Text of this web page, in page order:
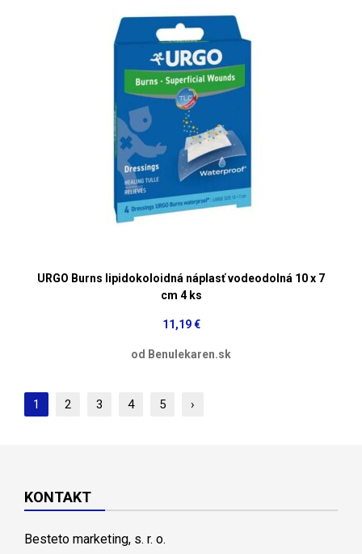
URGO Burns lipidokoloidná náplasť vodeodolná 10 x 7
cm 4 ks
11,19 €
od Benulekaren.sk
1 2 3 4 5 ›
KONTAKT
Besteto marketing, s. r. o.